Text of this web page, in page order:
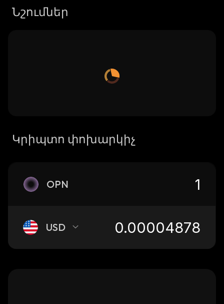
Նշումներ
Կրիպտո փոխարկիչ
OPN
USD